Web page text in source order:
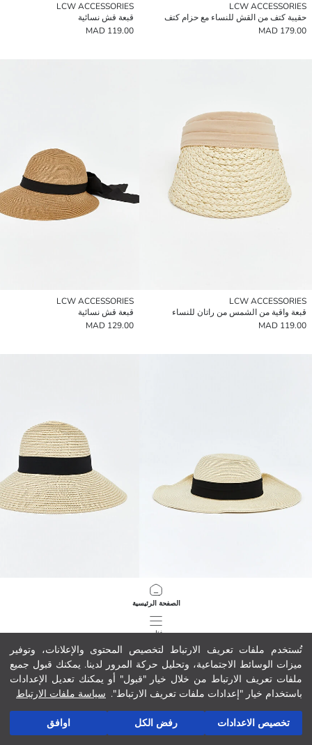
تُستخدم ملفات تعريف الارتباط لتخصيص المحتوى والإعلانات، وتوفير
ميزات الوسائط الاجتماعية، وتحليل حركة المرور لدينا. يمكنك قبول جميع
ملفات تعريف الارتباط من خلال خيار "قبول" أو يمكنك تعديل الإعدادات
باستخدام خيار "إعدادات ملفات تعريف الارتباط". سياسة ملفات الارتباط
تخصيص الاعدادات رفض الكل اوافق
الصفحة الرئيسية
فئات
سلة مشترياتي
LCW ACCESSORIES
حقيبة كتف من القش للنساء مع حزام كتف
179.00 MAD
LCW ACCESSORIES
قبعة قش نسائية
119.00 MAD
LCW ACCESSORIES
قبعة واقية من الشمس من راتان للنساء
119.00 MAD
LCW ACCESSORIES
قبعة قش نسائية
129.00 MAD
قبعة قش نسائية
1
184